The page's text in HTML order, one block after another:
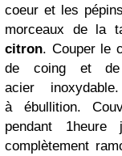
coeur et les
morceaux de la
citron. Couper le
de coing et de
acier
à ébullition.
pendant
complètement